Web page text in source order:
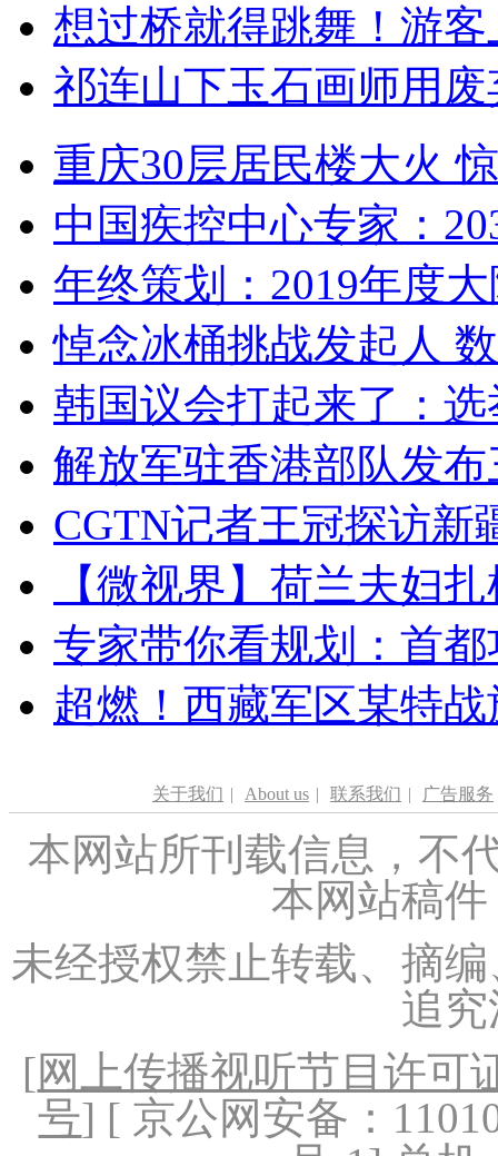
想过桥就得跳舞！游客
祁连山下玉石画师用
重庆30层居民楼大火
中国疾控中心专家：
年终策划：2019年度
悼念冰桶挑战发起人
韩国议会打起来了：
解放军驻香港部队发
CGTN记者王冠探访新
【微视界】荷兰夫妇
专家带你看规划：首
超燃！西藏军区某特
关于我们 | About us | 联系我们 | 广告服务
本网站所刊载信息，不
本网站稿
未经授权禁止转载、摘
追
[网上传播视听节目许可
号] [ 京公网安备：